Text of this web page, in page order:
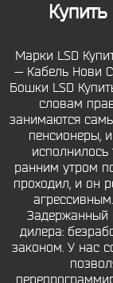
Марки LSD
— Кабель Нови
Бошки LSD
словам
занимаются
пенсионеры,
исполнилось
ранним утром
проходил, и он
Задержанный
дилера:
законом. У нас